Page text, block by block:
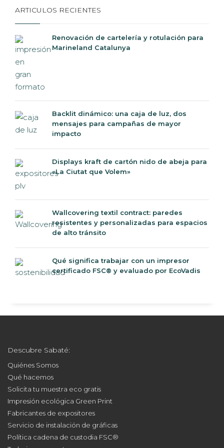
ARTICULOS RECIENTES
Renovación de cartelería y rotulación para
Marineland Catalunya
Backlit dinámico: una caja de luz, dos
mensajes para campañas de mayor
impacto
Displays kraft de cartón nido de abeja para
«La Ciutat que Volem»
Wallcovering textil contract: paredes
resistentes y personalizadas para espacios
de alto tránsito
Qué significa trabajar con un impresor
certificado FSC® y evaluado por EcoVadis
Descubre Sabaté:
Quiénes Somos
Qué hacemos
Solicita tu muestra eco gratis
Impresión ecológica Green Print
Fabricantes de expositores
Servicio de instalación de gráficas
Política cadena de custodia FSC®